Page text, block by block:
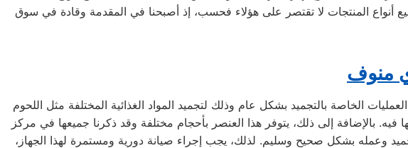
والتحميل الأمامي والتحميل العلوي، بالإضافة إلى غسالات 7 كيلو و 10 كيلو و 14 كيلو. جميع أنواع المنتجات لا تقتصر على هؤلاء فحسب، إذ أصبحنا في المقدمة وقادة في سوق
منوف
الخاصة بالتجميد بشكل عام وذلك لتجميد المواد الغذائية المختلفة مثل اللحوم
فيه. بالإضافة إلى ذلك، يتوفر هذا العنصر بأحجام مختلفة وقد ذكرنا جميعها في مركز
وعمله بشكل صحيح وسليم. لذلك، يجب إجراء صيانة دورية ومستمرة لهذا الجهاز،